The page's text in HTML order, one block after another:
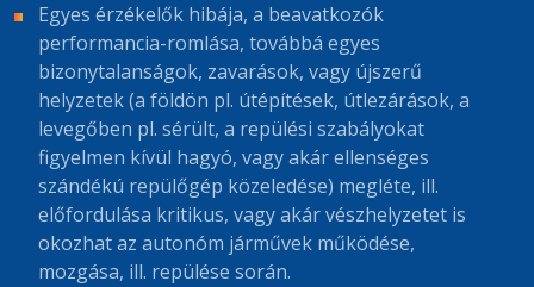
Egyes érzékelők hibája, a beavatkozók
performancia-romlása, továbbá egyes
bizonytalanságok, zavarások, vagy újszerű
helyzetek (a földön pl. útépítések, útlezárások, a
levegőben pl. sérült, a repülési szabályokat
figyelmen kívül hagyó, vagy akár ellenséges
szándékú repülőgép közeledése) megléte, ill.
előfordulása kritikus, vagy akár vészhelyzetet is
okozhat az autonóm járművek működése,
mozgása, ill. repülése során.